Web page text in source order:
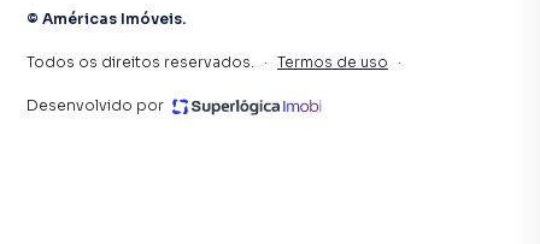
© Américas Imóveis.
Todos os direitos reservados. · Termos de uso ·
Desenvolvido por